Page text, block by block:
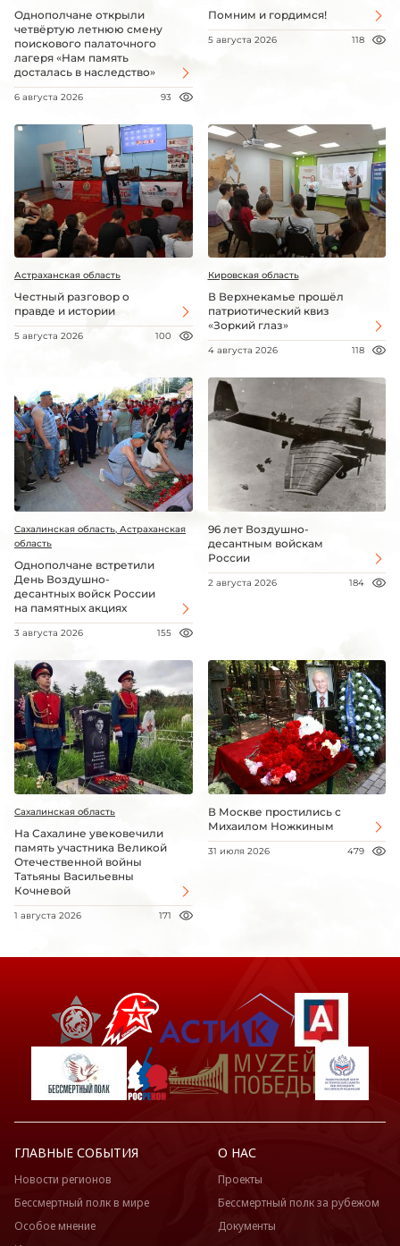
Однополчане открыли
четвёртую летнюю смену
поискового палаточного
лагеря «Нам память
досталась в наследство»
6 августа 2026 93
Помним и гордимся!
5 августа 2026 118
Астраханская область
Честный разговор о
правде и истории
5 августа 2026 100
Кировская область
В Верхнекамье прошёл
патриотический квиз
«Зоркий глаз»
4 августа 2026 118
Сахалинская область, Астраханская
область
Однополчане встретили
День Воздушно-
десантных войск России
на памятных акциях
3 августа 2026 155
96 лет Воздушно-
десантным войскам
России
2 августа 2026 184
Сахалинская область
На Сахалине увековечили
память участника Великой
Отечественной войны
Татьяны Васильевны
Кочневой
1 августа 2026 171
В Москве простились с
Михаилом Ножкиным
31 июля 2026 479
ГЛАВНЫЕ СОБЫТИЯ
Новости регионов
Бессмертный полк в мире
Особое мнение
О НАС
Проекты
Бессмертный полк за рубежом
Документы